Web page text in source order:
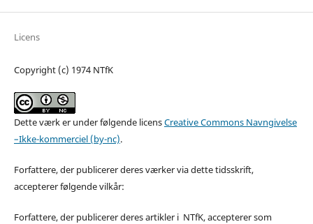
Licens
Copyright (c) 1974 NTfK
Dette værk er under følgende licensCreative Commons Navngivelse
–Ikke-kommerciel (by-nc).
Forfattere, der publicerer deres værker via dette tidsskrift,
accepterer følgende vilkår:
Forfattere, der publicerer deres artikler i NTfK, accepterer som